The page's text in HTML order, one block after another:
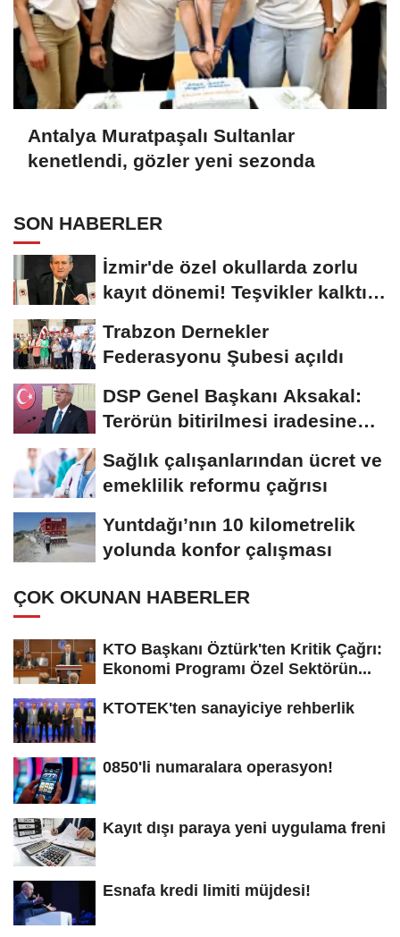
Antalya Muratpaşalı Sultanlar
kenetlendi, gözler yeni sezonda
SON HABERLER
İzmir'de özel okullarda zorlu
kayıt dönemi! Teşvikler kalktı,
Trabzon Dernekler
Federasyonu Şubesi açıldı
DSP Genel Başkanı Aksakal:
Terörün bitirilmesi iradesine
Sağlık çalışanlarından ücret ve
emeklilik reformu çağrısı
Yuntdağı’nın 10 kilometrelik
yolunda konfor çalışması
ÇOK OKUNAN HABERLER
KTO Başkanı Öztürk'ten Kritik Çağrı:
Ekonomi Programı Özel Sektörün...
KTOTEK'ten sanayiciye rehberlik
0850'li numaralara operasyon!
Kayıt dışı paraya yeni uygulama freni
Esnafa kredi limiti müjdesi!